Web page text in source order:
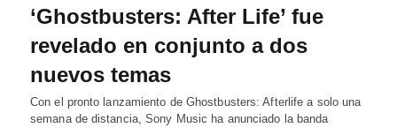
‘Ghostbusters: After Life’ fue
revelado en conjunto a dos
nuevos temas
Con el pronto lanzamiento de Ghostbusters: Afterlife a solo una
semana de distancia, Sony Music ha anunciado la banda